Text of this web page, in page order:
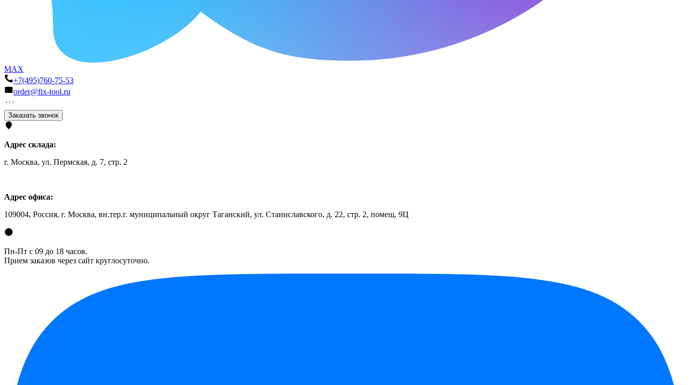
MAX
+7(495)760-75-53
order@fix-tool.ru
Заказать звонок
Адрес склада:
г. Москва, ул. Пермская, д. 7, стр. 2
Адрес офиса:
109004, Россия, г. Москва, вн.тер.г. муниципальный округ Таганский, ул. Станиславского, д. 22, стр. 2, помещ. 9Ц
Пн-Пт с 09 до 18 часов.
Прием заказов через сайт круглосуточно.